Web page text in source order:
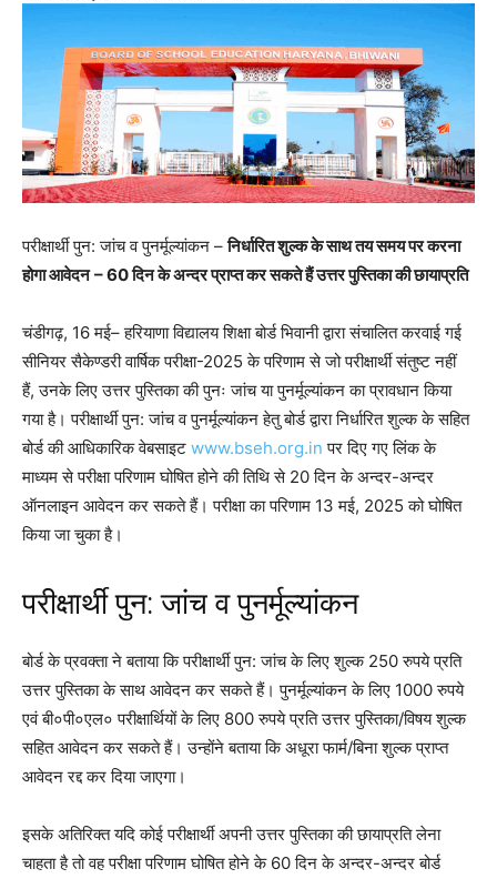
परीक्षार्थी पुन: जांच व पुनर्मूल्यांकन –निर्धारित शुल्क के साथ तय समय पर करना
होगा आवेदन – 60 दिन के अन्दर प्राप्त कर सकते हैं उत्तर पुस्तिका की छायाप्रति
चंडीगढ़, 16 मई– हरियाणा विद्यालय शिक्षा बोर्ड भिवानी द्वारा संचालित करवाई गई
सीनियर सैकेण्डरी वार्षिक परीक्षा-2025 के परिणाम से जो परीक्षार्थी संतुष्ट नहीं
हैं, उनके लिए उत्तर पुस्तिका की पुनः जांच या पुनर्मूल्यांकन का प्रावधान किया
गया है। परीक्षार्थी पुन: जांच व पुनर्मूल्यांकन हेतु बोर्ड द्वारा निर्धारित शुल्क के सहित
बोर्ड की आधिकारिक वेबसाइट www.bseh.org.in पर दिए गए लिंक के
माध्यम से परीक्षा परिणाम घोषित होने की तिथि से 20 दिन के अन्दर-अन्दर
ऑनलाइन आवेदन कर सकते हैं। परीक्षा का परिणाम 13 मई, 2025 को घोषित
किया जा चुका है।
परीक्षार्थी पुन: जांच व पुनर्मूल्यांकन
बोर्ड के प्रवक्ता ने बताया कि परीक्षार्थी पुन: जांच के लिए शुल्क 250 रुपये प्रति
उत्तर पुस्तिका के साथ आवेदन कर सकते हैं। पुनर्मूल्यांकन के लिए 1000 रुपये
एवं बी०पी०एल० परीक्षार्थियों के लिए 800 रुपये प्रति उत्तर पुस्तिका/विषय शुल्क
सहित आवेदन कर सकते हैं। उन्होंने बताया कि अधूरा फार्म/बिना शुल्क प्राप्त
आवेदन रद्द कर दिया जाएगा।
इसके अतिरिक्त यदि कोई परीक्षार्थी अपनी उत्तर पुस्तिका की छायाप्रति लेना
चाहता है तो वह परीक्षा परिणाम घोषित होने के 60 दिन के अन्दर-अन्दर बोर्ड